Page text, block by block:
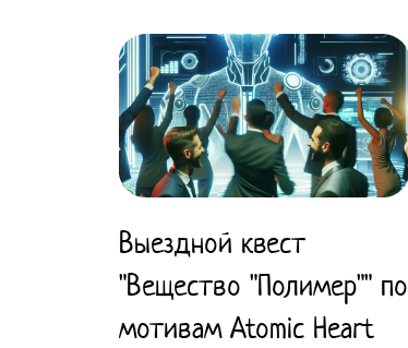
Выездной квест
"Вещество "Полимер"" по
мотивам Atomic Heart